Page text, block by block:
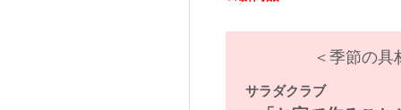
＜季節の
サラダクラブ